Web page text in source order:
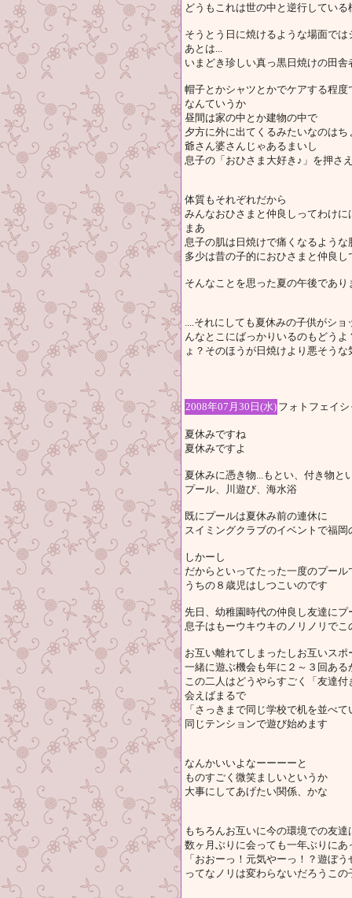
どうもこれは世の中と逆行している
そうとう日に焼けるような場面で
あとは...
いまどき珍しい真っ黒日焼けの田舎
帽子とかシャツとかでケアする程度
なんていうか
昼間は家の中とか建物の中で
夕方に外に出てくるみたいなのはち
爺さん婆さんじゃあるまいし
息子の「おひさま大好き♪」を押さ
体質もそれぞれだから
みんなおひさまと仲良しってわけに
まあ
息子の肌は日焼けで痛くなるよう
多少は昔の子的におひさまと仲良し
そんなことを思った夏の午後であり
....それにしても夏休みの子供がシ
んなとこにばっかりいるのもどう
ょ？そのほうが日焼けより悪そう
2008年07月30日(水) フォトフェイ
夏休みですね
夏休みですよ
夏休みに憑き物...もとい、付き物と
プール、川遊び、海水浴
既にプールは夏休み前の連休に
スイミングクラブのイベントで福
しかーし
だからといってたった一度のプー
うちの８歳児はしつこいのです
先日、幼稚園時代の仲良し友達にプ
息子はもーウキウキのノリノリで
お互い離れてしまったしお互いス
一緒に遊ぶ機会も年に２～３回あ
この二人はどうやらすごく「友達
会えばまるで
「さっきまで同じ学校で机を並べ
同じテンションで遊び始めます
なんかいいよなーーーーと
ものすごく微笑ましいというか
大事にしてあげたい関係、かな
もちろんお互いに今の環境での友達
数ヶ月ぶりに会っても一年ぶりにあ
「おおーっ！元気やーっ！？遊ぼう
ってなノリは変わらないだろうこの